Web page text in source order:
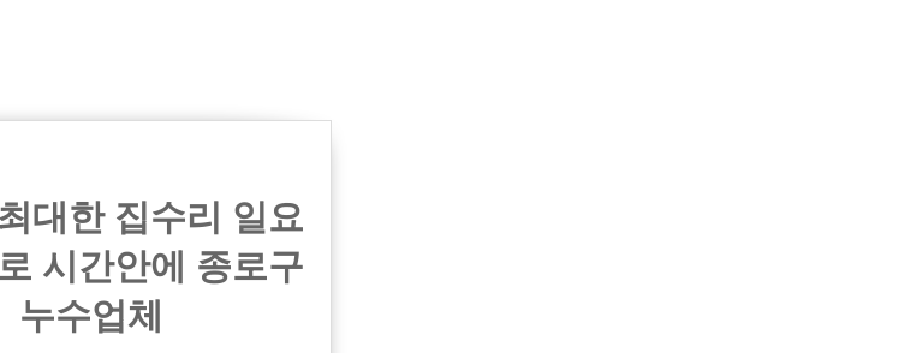
대한 집수리 일요
시간안에 종로구
누수업체